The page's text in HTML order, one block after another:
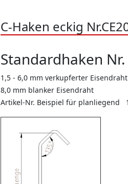
C-Haken eckig
Standardhaken
1,5 - 6,0 mm verkupferter Eisendraht
8,0 mm blanker Eisendraht
Artikel-Nr. Beispiel für planliegend